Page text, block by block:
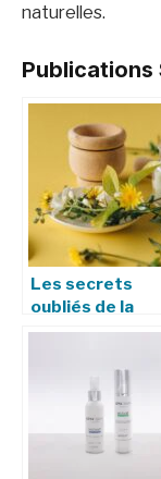
naturelles.
Publications
Les secrets
oubliés de la
médecine
voyage à